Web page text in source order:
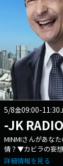
5/8金09:00-11:30
-JK
MINMIさんがあな
情？▼カビラの妄
レシピ！ ▼9:35
詳細情報を見る